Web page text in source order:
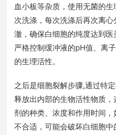
血小板等杂质，使用无菌的
次洗涤，每次洗涤后再次离
澈，确保白细胞的纯度达到
严格控制缓冲液的pH值、离
的生理活性。
之后是细胞裂解步骤,通过特
释放出内部的生物活性物质
剂的种类、浓度和作用时间
不合适，可能会破坏白细胞